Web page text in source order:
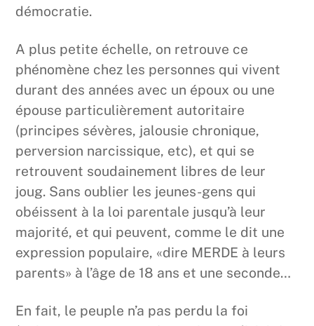
démocratie.
A plus petite échelle, on retrouve ce
phénomène chez les personnes qui vivent
durant des années avec un époux ou une
épouse particulièrement autoritaire
(principes sévères, jalousie chronique,
perversion narcissique, etc), et qui se
retrouvent soudainement libres de leur
joug. Sans oublier les jeunes-gens qui
obéissent à la loi parentale jusqu’à leur
majorité, et qui peuvent, comme le dit une
expression populaire, «dire MERDE à leurs
parents» à l’âge de 18 ans et une seconde…
En fait, le peuple n’a pas perdu la foi